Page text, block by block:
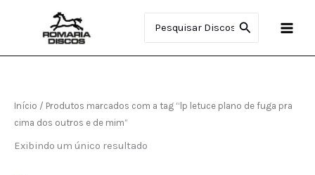
conteúdo
Início / Produtos marcados com a tag “lp letuce plano de fuga pra
cima dos outros e de mim”
Exibindo um único resultado